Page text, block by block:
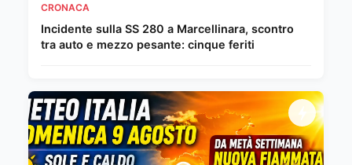
CRONACA
Incidente sulla SS 280 a Marcellinara, scontro
tra auto e mezzo pesante: cinque feriti